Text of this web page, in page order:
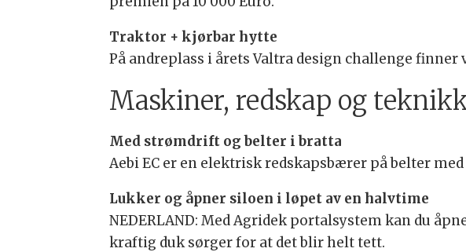
Traktor + kjørbar hytte
På andreplass i årets Valtra design challenge
Maskiner, redskap og
Med strømdrift og belter i bratta
Aebi EC er en elektrisk redskapsbærer på belter
Lukker og åpner siloen i løpet av en halvtime
NEDERLAND: Med Agridek portalsystem kan du
kraftig duk sørger for at det blir helt tett.